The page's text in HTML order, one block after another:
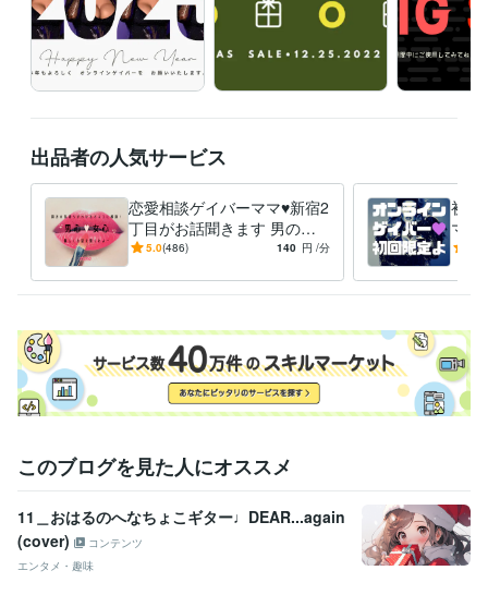
待機中でない時はダイレクトメッセージを頂ければできる限り対応しま
す。
受賞歴
すすめ・ランキング賞　1位 おすすめ・ランキング賞　3位 お客様満
足度賞★★★★★
オネエ部門　NO,1
得意分野
悩み相談・カウンセリング ゲイ　恋愛　 愚痴　 雑談 　性の相談
不倫 浮気 愚痴 人間関係 同性愛 性 癒し 恋愛 秘密
悩み相談・カウンセリング 恋愛関係全般　男女の悩み相談
性 恋人 不倫 男女 愚痴
出品者の人気サービス
恋愛相談ゲイバーママ♥新宿2
丁目がお話聞きます 男の気
持ちも女の気持ちもわかるオ
5.0(486) 140 円 /分
初回
ママ
聞き
このブログを見た人にオススメ
11＿おはるのへなちょこギター♩DEAR...again
(cover)
コンテンツ
エンタメ・趣味